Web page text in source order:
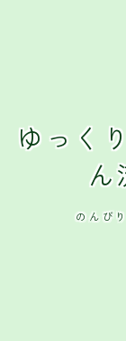
ゆっく
ん
のんび